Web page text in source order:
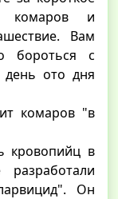
комаров и
Вам
бороться с
день ото дня
комаров "в
кровопийц в
Он